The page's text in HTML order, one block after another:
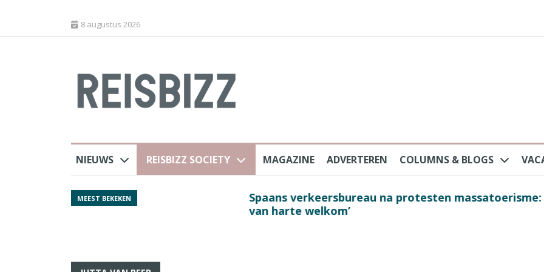
8 augustus 2026
NIEUWS REISBIZZ SOCIETY MAGAZINE ADVERTEREN COLUMNS & BLOGS
MEEST BEKEKEN
Spaans verkeersbureau na protesten massatoerisme: ‘Nederlandse
van harte welkom’